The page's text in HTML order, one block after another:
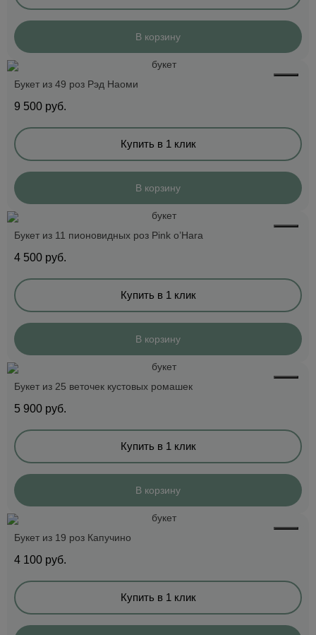
В корзину
Букет из 49 роз Рэд Наоми
9 500 руб.
Купить в 1 клик
В корзину
Букет из 11 пионовидных роз Pink o’Hara
4 500 руб.
Купить в 1 клик
В корзину
Букет из 25 веточек кустовых ромашек
5 900 руб.
Купить в 1 клик
В корзину
Букет из 19 роз Капучино
4 100 руб.
Купить в 1 клик